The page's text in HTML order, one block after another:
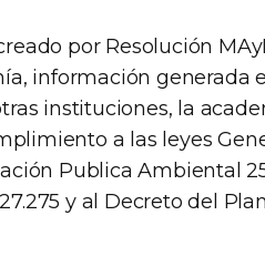
por Resolución
información generada
instituciones, la
a las leyes
Publica Ambiental
y al Decreto del